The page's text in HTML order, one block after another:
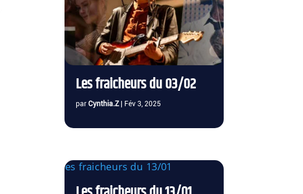
Les fraicheurs du 03/02
par Cynthia.Z| Fév 3, 2025